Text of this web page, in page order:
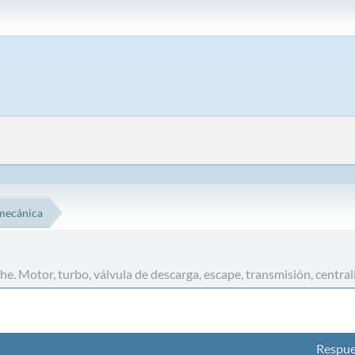
Motor, turbo, válvula de descarga, escape, transmisión,